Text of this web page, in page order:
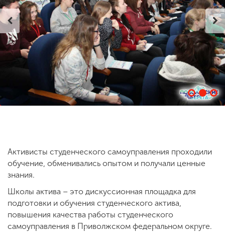
Сведения об
образовательной
организации
SPN CHI
Активисты студенческого самоуправления проходили
обучение, обменивались опытом и получали ценные
знания.
Школы актива – это дискуссионная площадка для
подготовки и обучения студенческого актива,
повышения качества работы студенческого
самоуправления в Приволжском федеральном округе.